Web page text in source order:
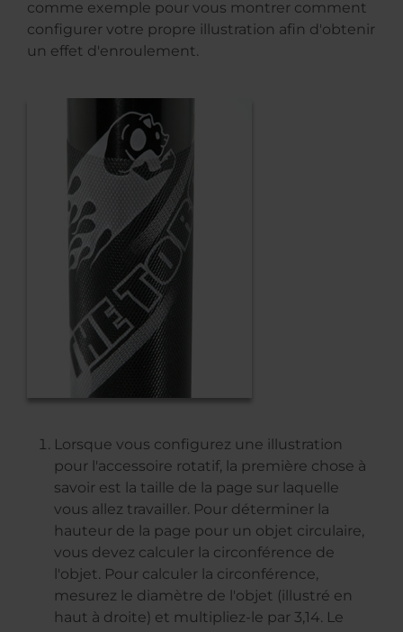
comme exemple pour vous montrer comment
configurer votre propre illustration afin d'obtenir
un effet d'enroulement.
Lorsque vous configurez une illustration
pour l'accessoire rotatif, la première chose à
savoir est la taille de la page sur laquelle
vous allez travailler. Pour déterminer la
hauteur de la page pour un objet circulaire,
vous devez calculer la circonférence de
l'objet. Pour calculer la circonférence,
mesurez le diamètre de l'objet (illustré en
haut à droite) et multipliez-le par 3,14. Le